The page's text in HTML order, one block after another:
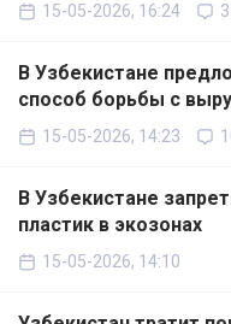
15-05-2026, 16:24 3
В Узбекистане
способ борьбы с
15-05-2026, 14:23
В Узбекистане
пластик в экозонах
15-05-2026, 14:10